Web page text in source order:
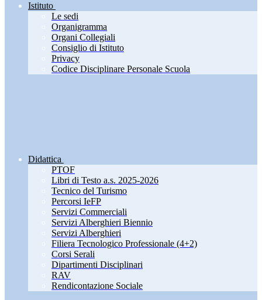
Istituto
Le sedi
Organigramma
Organi Collegiali
Consiglio di Istituto
Privacy
Codice Disciplinare Personale Scuola
Didattica
PTOF
Libri di Testo a.s. 2025-2026
Tecnico del Turismo
Percorsi IeFP
Servizi Commerciali
Servizi Alberghieri Biennio
Servizi Alberghieri
Filiera Tecnologico Professionale (4+2)
Corsi Serali
Dipartimenti Disciplinari
RAV
Rendicontazione Sociale